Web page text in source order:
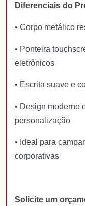
Diferenciais do
• Corpo metálico
• Ponteira
eletrônicos
• Escrita suave e
• Design moderno
personalização
• Ideal para
corporativas
Solicite um